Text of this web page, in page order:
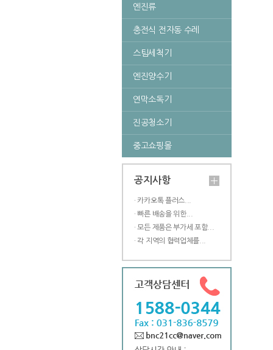
엔진류
충전식 전자동 수레
스팀세척기
엔진양수기
연막소독기
진공청소기
중고쇼핑몰
공지사항
· 카카오톡 플러스...
· 빠른 배송을 위한...
· 모든 제품은 부가세 포함...
· 각 지역의 협력업체를...